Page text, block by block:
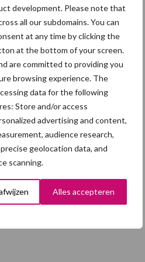
development. Please note that
all our subdomains. You can
at any time by clicking the
at the bottom of your screen.
are committed to providing you
browsing experience. The
data for the following
Store and/or access
advertising and content,
audience research,
geolocation data, and
scanning.
Alles accepteren
naar praktische
ooit”
voor
hyopneumoniae
onderstreept dat
belangrijk is, zeker nu
meer